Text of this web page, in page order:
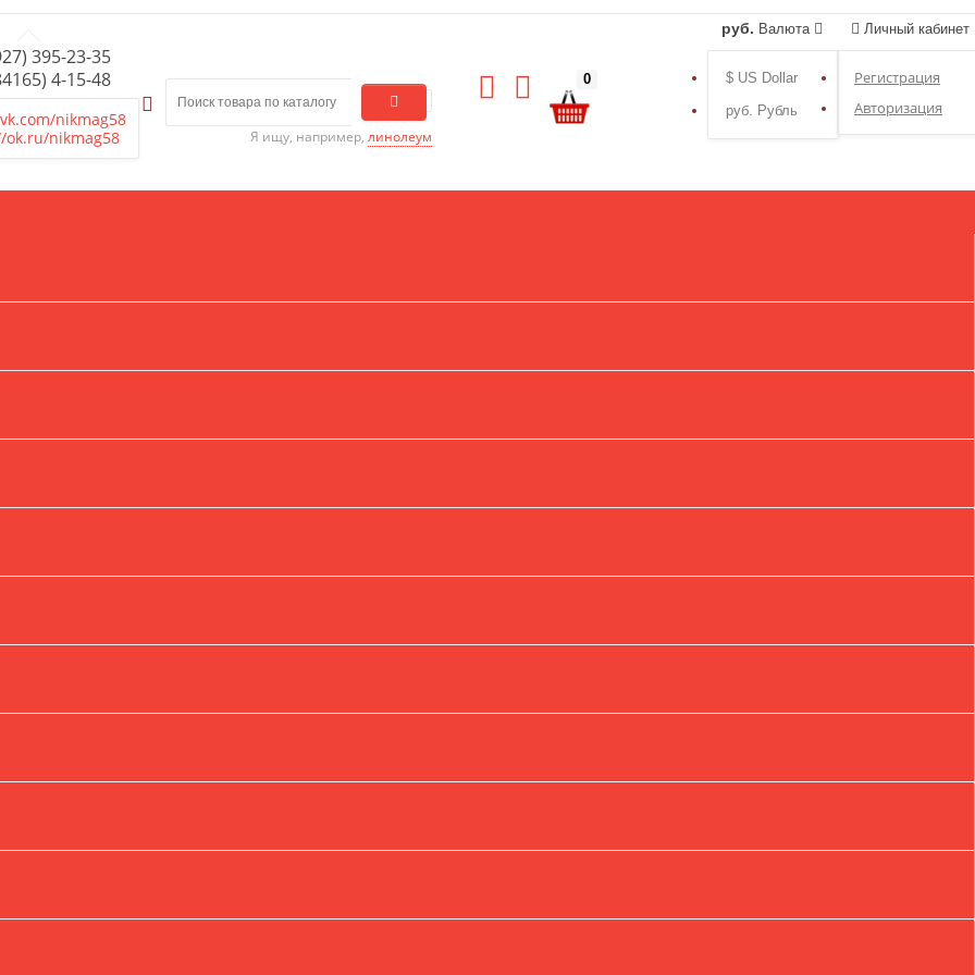
Личный кабинет
Регистрация
Авторизация
руб. Валюта
$ US Dollar
руб. Рубль
395-23-35
4-15-48
nikmag58
ok.ru/nikmag58
Я ищу, например,линолеум
0